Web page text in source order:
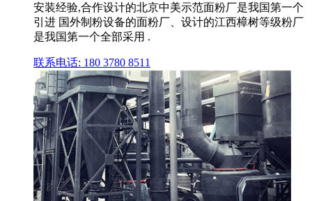
安装经验,合作设计的北京中美示范面粉厂是我国第一个
引进 国外制粉设备的面粉厂、设计的江西樟树等级粉厂
是我国第一个全部采用 .
联系电话: 180 3780 8511